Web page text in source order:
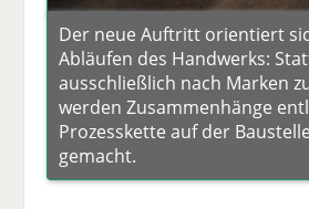
Der neue Auftritt orientiert
Abläufen des Handwerks:
ausschließlich nach Marken
werden Zusammenhänge
Prozesskette auf der
gemacht.